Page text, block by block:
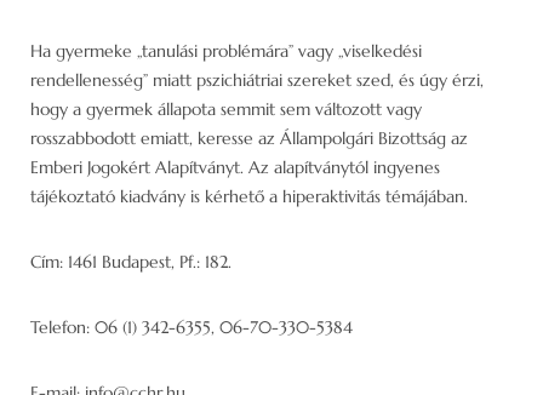
Ha gyermeke „tanulási problémára” vagy „viselkedési
rendellenesség” miatt pszichiátriai szereket szed, és úgy érzi,
hogy a gyermek állapota semmit sem változott vagy
rosszabbodott emiatt, keresse az Állampolgári Bizottság az
Emberi Jogokért Alapítványt. Az alapítványtól ingyenes
tájékoztató kiadvány is kérhető a hiperaktivitás témájában.
Cím: 1461 Budapest, Pf.: 182.
Telefon: 06 (1) 342-6355, 06-70-330-5384